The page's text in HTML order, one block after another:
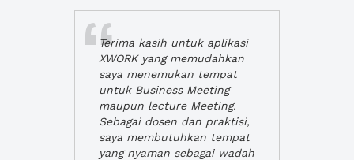
Terima kasih untuk aplikasi
XWORK yang memudahkan
saya menemukan tempat
untuk Business Meeting
maupun lecture Meeting.
Sebagai dosen dan praktisi,
saya membutuhkan tempat
yang nyaman sebagai wadah